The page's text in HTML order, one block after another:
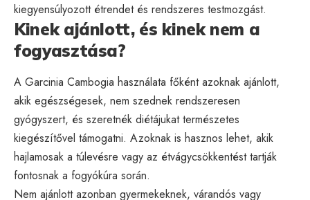
kiegyensúlyozott étrendet és rendszeres testmozgást.
Kinek ajánlott, és kinek nem a
fogyasztása?
A Garcinia Cambogia használata főként azoknak ajánlott,
akik egészségesek, nem szednek rendszeresen
gyógyszert, és szeretnék diétájukat természetes
kiegészítővel támogatni. Azoknak is hasznos lehet, akik
hajlamosak a túlevésre vagy az étvágycsökkentést tartják
fontosnak a fogyókúra során.
Nem ajánlott azonban gyermekeknek, várandós vagy